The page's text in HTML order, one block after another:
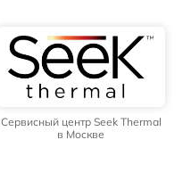
Сервисный центр Seek Thermal
в Москве